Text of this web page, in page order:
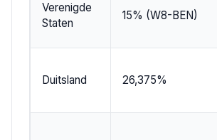
Verenigde
Staten
15% (W8-BEN)
Duitsland 26,375%